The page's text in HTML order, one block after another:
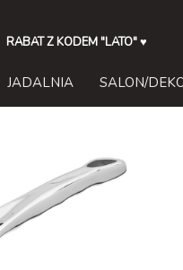
RABAT Z KODEM "LATO"♥
JADALNIA SALON/